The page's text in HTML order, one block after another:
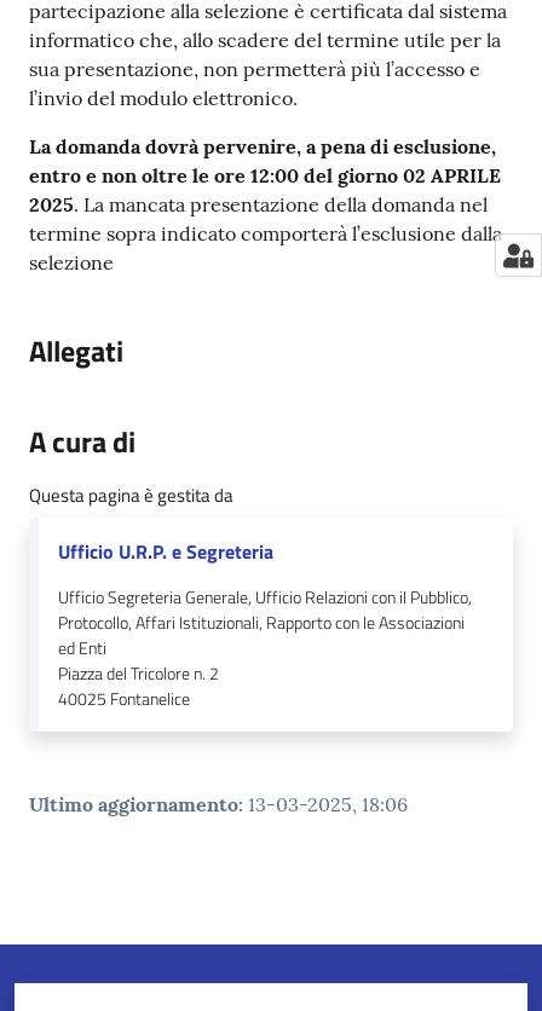
partecipazione alla selezione è certificata dal sistema
informatico che, allo scadere del termine utile per la
sua presentazione, non permetterà più l’accesso e
l’invio del modulo elettronico.
La domanda dovrà pervenire, a pena di esclusione,
entro e non oltre le ore 12:00 del giorno 02 APRILE
2025. La mancata presentazione della domanda nel
termine sopra indicato comporterà l’esclusione dalla
selezione
Allegati
A cura di
Questa pagina è gestita da
Ufficio U.R.P. e Segreteria
Ufficio Segreteria Generale, Ufficio Relazioni con il Pubblico,
Protocollo, Affari Istituzionali, Rapporto con le Associazioni
ed Enti
Piazza del Tricolore n. 2
40025 Fontanelice
Ultimo aggiornamento: 13-03-2025, 18:06